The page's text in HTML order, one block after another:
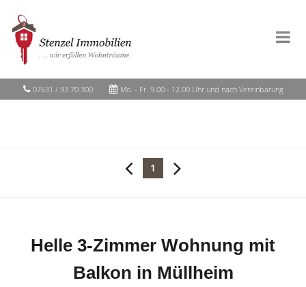
07631 / 93 70 300 Mo. - Fr. 9.00 - 12.00 Uhr und nach Vereinbarung
1
Helle 3-Zimmer Wohnung mit
Balkon in Müllheim